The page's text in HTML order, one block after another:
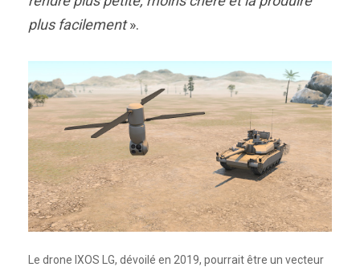
plus facilement».
Le drone IXOS LG, dévoilé en 2019, pourrait être un vecteur